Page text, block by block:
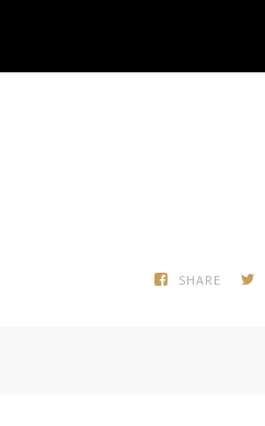
SHARE